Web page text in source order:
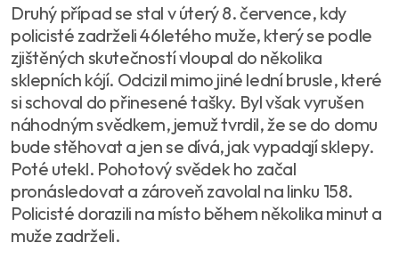
Druhý případ se stal v úterý 8. července, kdy
policisté zadrželi 46letého muže, který se podle
zjištěných skutečností vloupal do několika
sklepních kójí. Odcizil mimo jiné lední brusle, které
si schoval do přinesené tašky. Byl však vyrušen
náhodným svědkem, jemuž tvrdil, že se do domu
bude stěhovat a jen se dívá, jak vypadají sklepy.
Poté utekl. Pohotový svědek ho začal
pronásledovat a zároveň zavolal na linku 158.
Policisté dorazili na místo během několika minut a
muže zadrželi.